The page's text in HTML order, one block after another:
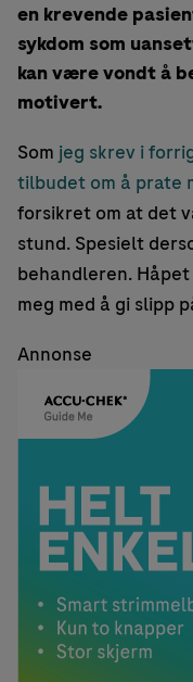
en krevende
sykdom som
kan være vondt å
motivert.
Som jeg skrev i
tilbudet om å prate
forsikret om at det
stund. Spesielt
behandleren.
meg med å gi slipp
Annonse